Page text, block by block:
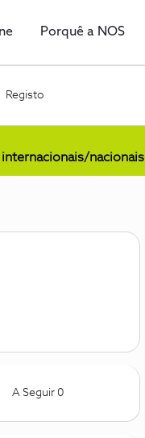
Porquê a NOS
Registo
nacionais
A Seguir 0